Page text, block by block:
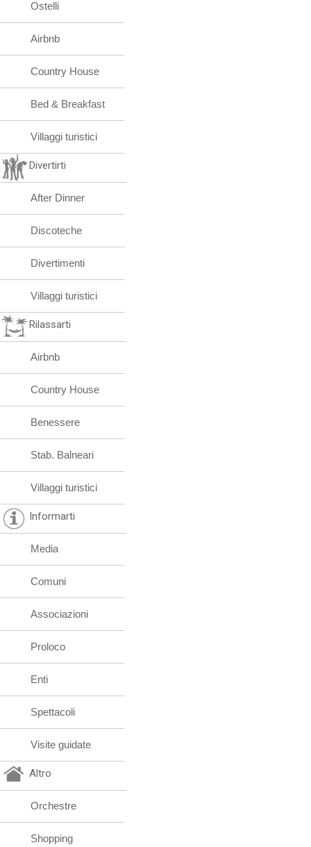
Ostelli
Airbnb
Country House
Bed & Breakfast
Villaggi turistici
Divertirti
After Dinner
Discoteche
Divertimenti
Villaggi turistici
Rilassarti
Airbnb
Country House
Benessere
Stab. Balneari
Villaggi turistici
Informarti
Media
Comuni
Associazioni
Proloco
Enti
Spettacoli
Visite guidate
Altro
Orchestre
Shopping